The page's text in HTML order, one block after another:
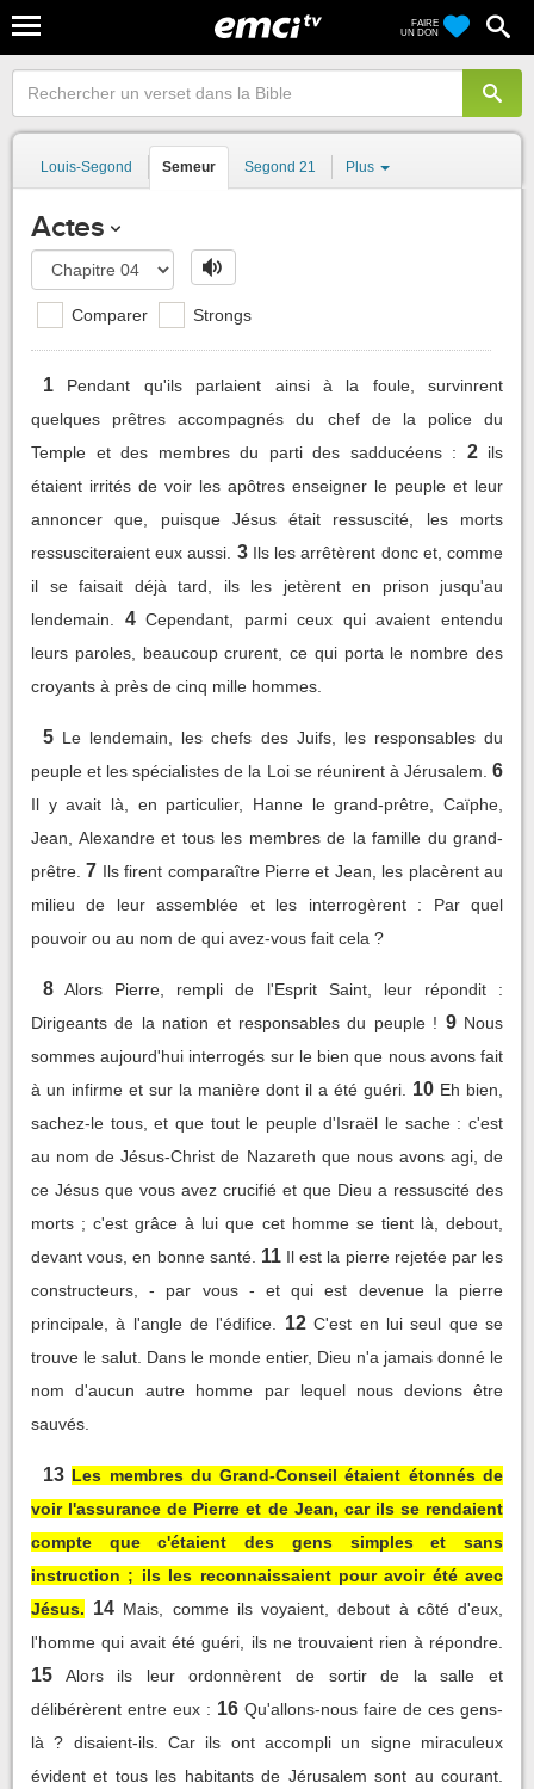
FAIRE
UN DON
Louis-Segond Semeur Segond 21 Plus
Actes
Comparer Strongs
1
Pendant qu'ils parlaient ainsi à la foule, survinrent
quelques prêtres accompagnés du chef de la police du
Temple et des membres du parti des sadducéens :
2 ils
étaient irrités de voir les apôtres enseigner le peuple et leur
annoncer que, puisque Jésus était ressuscité, les morts
ressusciteraient eux aussi. 3 Ils les arrêtèrent donc et, comme
il se faisait déjà tard, ils les jetèrent en prison jusqu'au
lendemain.
4 Cependant, parmi ceux qui avaient entendu
leurs paroles, beaucoup crurent, ce qui porta le nombre des
croyants à près de cinq mille hommes.
5 Le lendemain, les chefs des Juifs, les responsables du
peuple et les spécialistes de la Loi se réunirent à Jérusalem. 6
Il y avait là, en particulier, Hanne le grand-prêtre, Caïphe,
Jean, Alexandre et tous les membres de la famille du grand-
prêtre. 7 Ils firent comparaître Pierre et Jean, les placèrent au
milieu de leur assemblée et les interrogèrent : Par quel
pouvoir ou au nom de qui avez-vous fait cela ?
8 Alors Pierre, rempli de l'Esprit Saint, leur répondit :
Dirigeants de la nation et responsables du peuple ! 9 Nous
sommes aujourd'hui interrogés sur le bien que nous avons fait
à un infirme et sur la manière dont il a été guéri.
10 Eh bien,
sachez-le tous, et que tout le peuple d'Israël le sache : c'est
au nom de Jésus-Christ de Nazareth que nous avons agi, de
ce Jésus que vous avez crucifié et que Dieu a ressuscité des
morts ; c'est grâce à lui que cet homme se tient là, debout,
devant vous, en bonne santé. 11 Il est la pierre rejetée par les
constructeurs, - par vous - et qui est devenue la pierre
principale, à l'angle de l'édifice.
12 C'est en lui seul que se
trouve le salut. Dans le monde entier, Dieu n'a jamais donné le
nom d'aucun autre homme par lequel nous devions être
sauvés.
13 Les membres du Grand-Conseil étaient étonnés de
voir l'assurance de Pierre et de Jean, car ils se rendaient
compte que c'étaient des gens simples et sans
instruction ; ils les reconnaissaient pour avoir été avec
Jésus. 14 Mais, comme ils voyaient, debout à côté d'eux,
l'homme qui avait été guéri, ils ne trouvaient rien à répondre.
15
Alors ils leur ordonnèrent de sortir de la salle et
délibérèrent entre eux : 16 Qu'allons-nous faire de ces gens-
là ? disaient-ils. Car ils ont accompli un signe miraculeux
évident et tous les habitants de Jérusalem sont au courant.